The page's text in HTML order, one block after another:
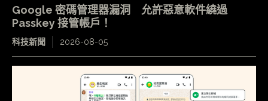
Google 密碼管理器漏洞 允許惡意軟件繞過
Passkey 接管帳戶！
科技新聞 2026-08-05